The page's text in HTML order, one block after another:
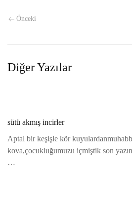
Önceki
Diğer Yazılar
sütü akmış incirler
Aptal bir keşişle kör
kova,çocukluğumuzu içmiştik son
…